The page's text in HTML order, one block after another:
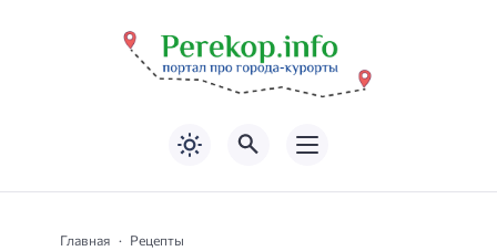
Главная Рецепты